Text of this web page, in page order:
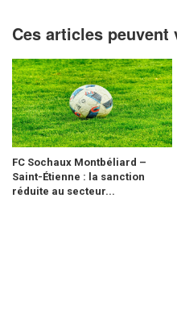
Ces articles
FC Sochaux Montbéliard –
Saint-Étienne : la sanction
réduite au secteur...